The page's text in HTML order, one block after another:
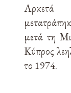
Αρκετά
μετά τη
Κύπρος
το 1974.